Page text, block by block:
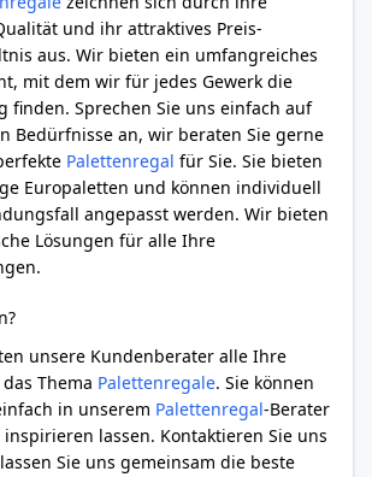
und ihr attraktives Preis-
aus. Wir bieten ein umfangreiches
mit dem wir für jedes Gewerk die
finden. Sprechen Sie uns einfach auf
Bedürfnisse an, wir beraten Sie gerne
Palettenregal für Sie. Sie bieten
Europaletten und können individuell
angepasst werden. Wir bieten
Lösungen für alle Ihre
unsere Kundenberater alle Ihre
Thema Palettenregale. Sie können
in unserem Palettenregal-Berater
lassen. Kontaktieren Sie uns
Sie uns gemeinsam die beste